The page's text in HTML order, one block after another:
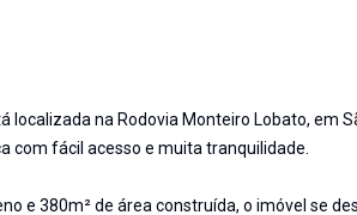
localizada na Rodovia Monteiro Lobato, em
com fácil acesso e muita tranquilidade.
e 380m² de área construída, o imóvel se